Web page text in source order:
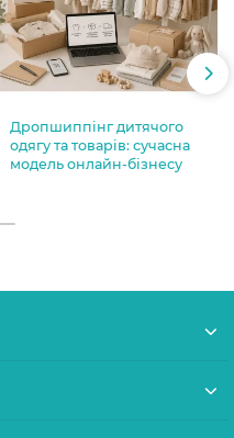
Дропшиппінг дитячого
одягу та товарів: сучасна
модель онлайн-бізнесу